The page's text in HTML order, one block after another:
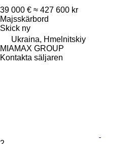
39 000 € ≈ 427 600 kr
Majsskärbord
Skick ny
Ukraina, Hmelnitskiy
MIAMAX GROUP
Kontakta säljaren